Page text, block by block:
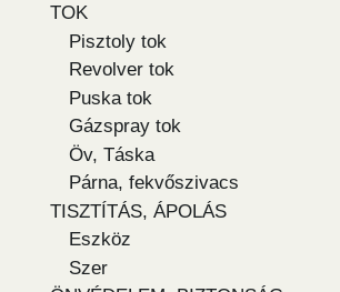
TOK
Pisztoly tok
Revolver tok
Puska tok
Gázspray tok
Öv, Táska
Párna, fekvőszivacs
TISZTÍTÁS, ÁPOLÁS
Eszköz
Szer